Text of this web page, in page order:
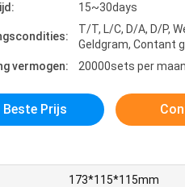
15~30days
T/T, L/C, D/A, D/P,
Geldgram, Contant
vermogen:
20000sets per
Beste Prijs
173*115*115mm